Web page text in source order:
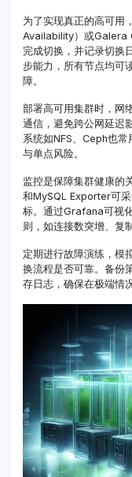
为了实现真正的高可用
Availability）或Galera
完成切换，并记录切换
步能力，所有节点均可
障。
部署高可用集群时，网
通信，避免跨公网延迟
系统如NFS、Ceph也
与单点风险。
监控是保障集群健康的
和MySQL Exporter可
标。通过Grafana可视
则，如连接数突增、复
定期进行故障演练，模
换流程是否可靠。备份
存日志，确保在极端情